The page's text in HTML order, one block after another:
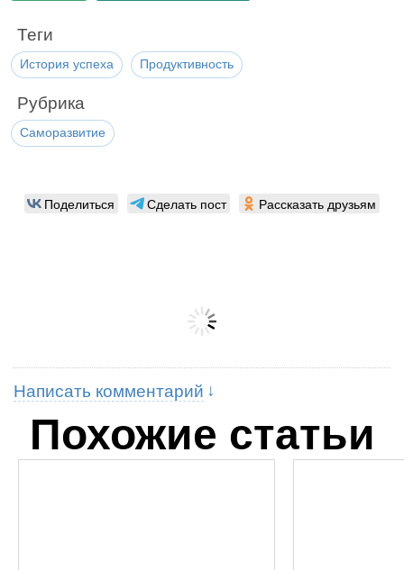
Теги
История успеха Продуктивность
Рубрика
Саморазвитие
Поделиться Сделать пост Рассказать друзьям
Написать комментарий
Похожие статьи